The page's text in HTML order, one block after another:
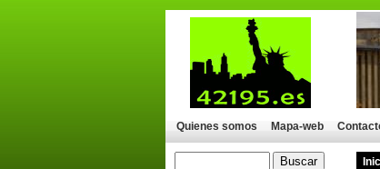
Quienes somos Mapa-web